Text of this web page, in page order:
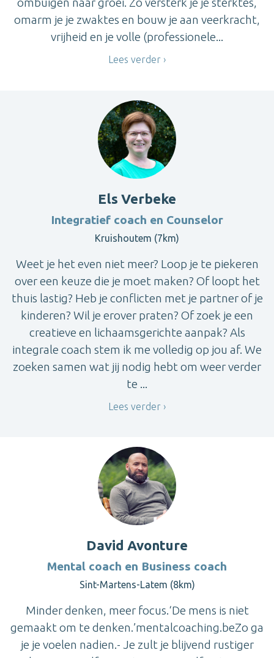
omarm je je zwaktes en bouw je aan veerkracht,
vrijheid en je volle (professionele...
Lees verder
Els Verbeke
Integratief coach en Counselor
Kruishoutem (7km)
Weet je het even niet meer? Loop je te piekeren
over een keuze die je moet maken? Of loopt het
thuis lastig? Heb je conflicten met je partner of je
kinderen? Wil je erover praten? Of zoek je een
creatieve en lichaamsgerichte aanpak? Als
integrale coach stem ik me volledig op jou af. We
zoeken samen wat jij nodig hebt om weer verder
te ...
Lees verder
David Avonture
Mental coach en Business coach
Sint-Martens-Latem (8km)
Minder denken, meer focus.‘De mens is niet
gemaakt om te denken.’mentalcoaching.beZo ga
je je voelen nadien.- Je zult je blijvend rustiger